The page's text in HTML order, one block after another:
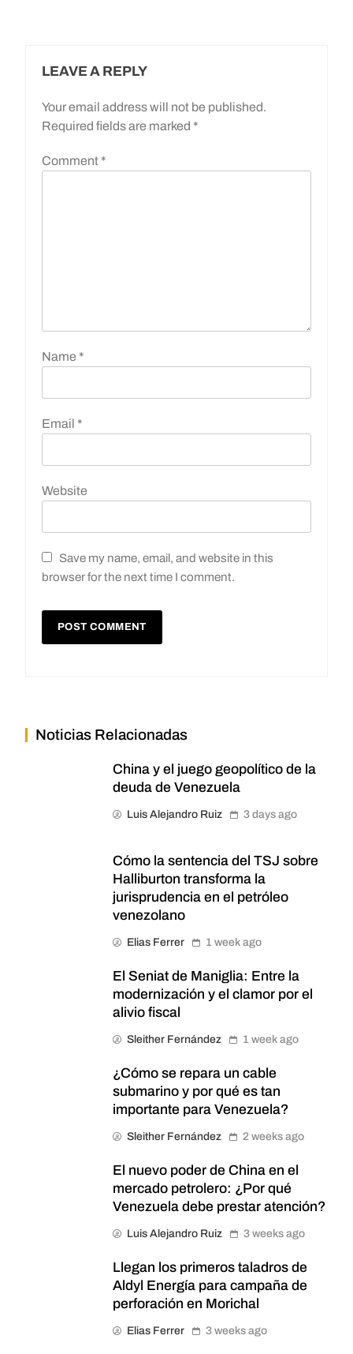
LEAVE A REPLY
Your email address will not be published.
Required fields are marked *
Comment *
Name *
Email *
Website
Save my name, email, and website in this
browser for the next time I comment.
Noticias Relacionadas
China y el juego geopolítico de la
deuda de Venezuela
Luis Alejandro Ruiz 3 days ago
Cómo la sentencia del TSJ sobre
Halliburton transforma la
jurisprudencia en el petróleo
venezolano
Elias Ferrer 1 week ago
El Seniat de Maniglia: Entre la
modernización y el clamor por el
alivio fiscal
Sleither Fernández 1 week ago
¿Cómo se repara un cable
submarino y por qué es tan
importante para Venezuela?
Sleither Fernández 2 weeks ago
El nuevo poder de China en el
mercado petrolero: ¿Por qué
Venezuela debe prestar atención?
Luis Alejandro Ruiz 3 weeks ago
Llegan los primeros taladros de
Aldyl Energía para campaña de
perforación en Morichal
Elias Ferrer 3 weeks ago